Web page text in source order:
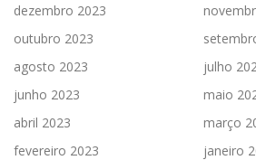
dezembro 2023
outubro 2023
agosto 2023
julho
junho 2023
maio
abril 2023
março
fevereiro 2023
janeiro